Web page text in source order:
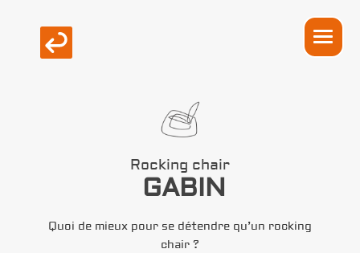
Rocking chair
GABIN
Quoi de mieux pour se détendre qu’un rocking
chair ?